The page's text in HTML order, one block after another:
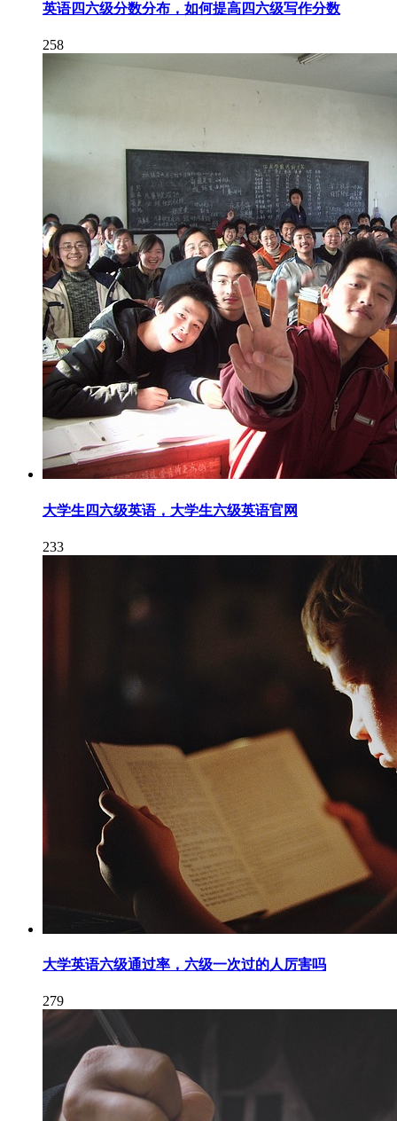
英语四六级分数分布，如何提高四六级写作分数
258
大学生四六级英语，大学生六级英语官网
233
大学英语六级通过率，六级一次过的人厉害吗
279